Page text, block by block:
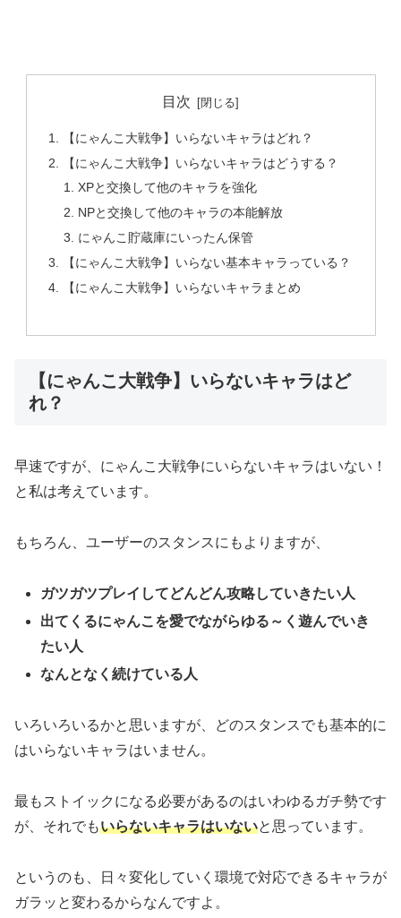
目次
【にゃんこ大戦争】いらないキャラはどれ？
【にゃんこ大戦争】いらないキャラはどうする？
XPと交換して他のキャラを強化
NPと交換して他のキャラの本能解放
にゃんこ貯蔵庫にいったん保管
【にゃんこ大戦争】いらない基本キャラっている？
【にゃんこ大戦争】いらないキャラまとめ
【にゃんこ大戦争】いらないキャラはど
れ？
早速ですが、にゃんこ大戦争にいらないキャラはいない！
と私は考えています。
もちろん、ユーザーのスタンスにもよりますが、
ガツガツプレイしてどんどん攻略していきたい人
出てくるにゃんこを愛でながらゆる～く遊んでいき
たい人
なんとなく続けている人
いろいろいるかと思いますが、どのスタンスでも基本的に
はいらないキャラはいません。
最もストイックになる必要があるのはいわゆるガチ勢です
が、それでもいらないキャラはいないと思っています。
というのも、日々変化していく環境で対応できるキャラが
ガラッと変わるからなんですよ。